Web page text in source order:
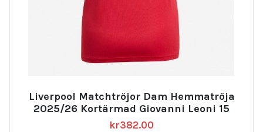
Liverpool Matchtröjor Dam Hemmatröja
2025/26 Kortärmad Giovanni Leoni 15
kr382.00